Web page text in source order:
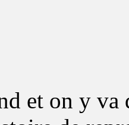
et on y